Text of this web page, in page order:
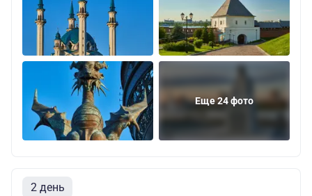
Еще 24 фото
2 день